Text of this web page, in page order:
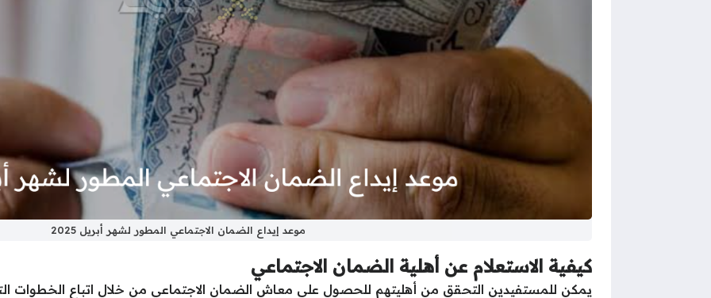
موعد إيداع الضمان الاجتماعي المطور لشهر أبريل 2025
كيفية الاستعلام عن أهلية الضمان الاجتماعي
يمكن للمستفيدين التحقق من أهليتهم للحصول على معاش الضمان الاجتماعي من خلال اتباع الخطوات